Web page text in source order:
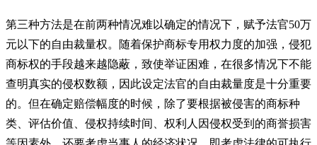
第三种方法是在前两种情况难以确定的情况下，赋予法官50万
元以下的自由裁量权。随着保护商标专用权力度的加强，侵犯
商标权的手段越来越隐蔽，致使举证困难，在很多情况下不能
查明真实的侵权数额，因此设定法官的自由裁量度是十分重要
的。但在确定赔偿幅度的时候，除了要根据被侵害的商标种
类、评估价值、侵权持续时间、权利人因侵权受到的商誉损害